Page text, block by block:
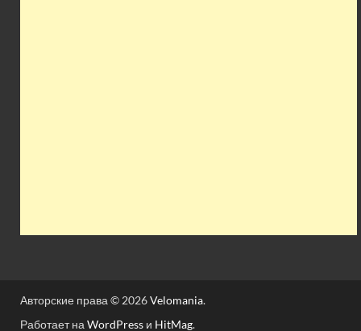
Авторские права © 2026Velomania.
Работает на WordPress и HitMag.